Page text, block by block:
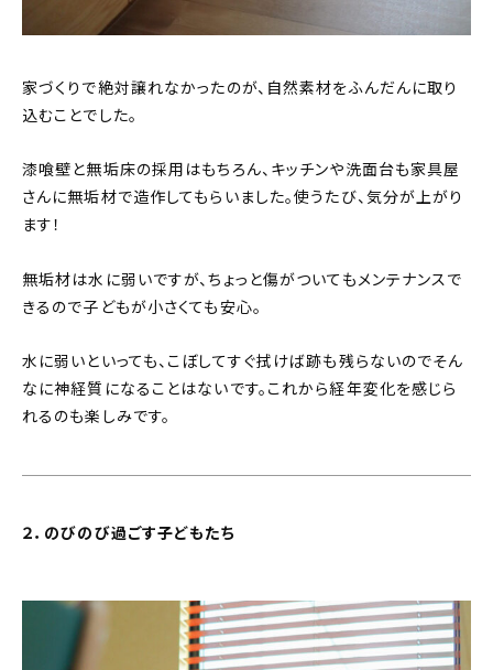
家づくりで絶対譲れなかったのが、自然素材をふんだんに取り
込むことでした。
漆喰壁と無垢床の採用はもちろん、キッチンや洗面台も家具屋
さんに無垢材で造作してもらいました。使うたび、気分が上がり
ます！
無垢材は水に弱いですが、ちょっと傷がついてもメンテナンスで
きるので子どもが小さくても安心。
水に弱いといっても、こぼしてすぐ拭けば跡も残らないのでそん
なに神経質になることはないです。これから経年変化を感じら
れるのも楽しみです。
２．のびのび過ごす子どもたち